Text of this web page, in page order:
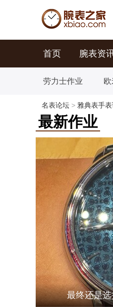
首页 腕表资
劳力士作业
名表论坛 > 雅典表手
最新作业
最终还是